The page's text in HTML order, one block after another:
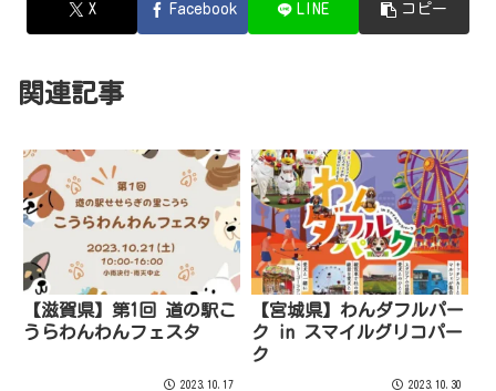
X Facebook LINE コピー
関連記事
【滋賀県】第1回 道の駅こ
うらわんわんフェスタ
2023.10.17
【宮城県】わんダフルパー
ク in スマイルグリコパー
ク
2023.10.30